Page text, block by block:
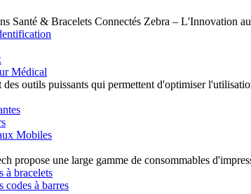
Santé & Bracelets Connectés Zebra – L'Innovation
Médical
outils puissants qui permettent d'optimiser
Mobiles
propose une large gamme de consommables
à bracelets
codes à barres